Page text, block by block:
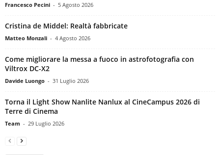
Francesco Pecini - 5 Agosto 2026
Cristina de Middel: Realtà fabbricate
Matteo Monzali - 4 Agosto 2026
Come migliorare la messa a fuoco in astrofotografia con
Viltrox DC-X2
Davide Luongo - 31 Luglio 2026
Torna il Light Show Nanlite Nanlux al CineCampus 2026 di
Terre di Cinema
Team - 29 Luglio 2026